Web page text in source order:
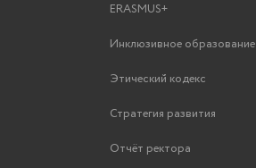
ERASMUS+
Инклюзивное образование
Этический кодекс
Стратегия развития
Отчёт ректора